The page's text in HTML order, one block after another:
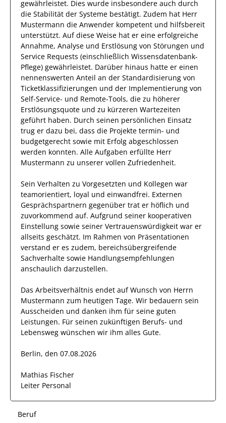
gewährleistet. Dies wurde insbesondere auch durch
die Stabilität der Systeme bestätigt. Zudem hat Herr
Mustermann die Anwender kompetent und hilfsbereit
unterstützt. Auf diese Weise hat er eine erfolgreiche
Annahme, Analyse und Erstlösung von Störungen und
Service Requests (einschließlich Wissensdatenbank-
Pflege) gewährleistet. Darüber hinaus hatte er einen
nennenswerten Anteil an der Standardisierung von
Ticketklassifizierungen und der Implementierung von
Self-Service- und Remote-Tools, die zu höherer
Erstlösungsquote und zu kürzeren Wartezeiten
geführt haben. Durch seinen persönlichen Einsatz
trug er dazu bei, dass die Projekte termin- und
budgetgerecht sowie mit Erfolg abgeschlossen
werden konnten. Alle Aufgaben erfüllte Herr
Mustermann zu unserer vollen Zufriedenheit.
Sein Verhalten zu Vorgesetzten und Kollegen war
teamorientiert, loyal und einwandfrei. Externen
Gesprächspartnern gegenüber trat er höflich und
zuvorkommend auf. Aufgrund seiner kooperativen
Einstellung sowie seiner Vertrauenswürdigkeit war er
allseits geschätzt. Im Rahmen von Präsentationen
verstand er es zudem, bereichsübergreifende
Sachverhalte sowie Handlungsempfehlungen
anschaulich darzustellen.
Das Arbeitsverhältnis endet auf Wunsch von Herrn
Mustermann zum heutigen Tage. Wir bedauern sein
Ausscheiden und danken ihm für seine guten
Leistungen. Für seinen zukünftigen Berufs- und
Lebensweg wünschen wir ihm alles Gute.
Berlin, den 07.08.2026
Mathias Fischer
Leiter Personal
Beruf